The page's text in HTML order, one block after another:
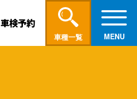
車検予約
車種一覧